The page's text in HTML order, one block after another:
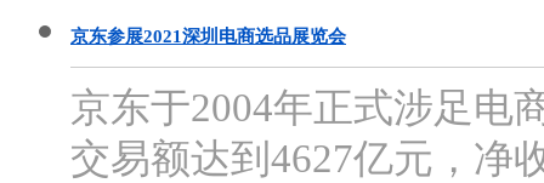
京东参展2021深圳电商选品展览会
京东于2004年正式涉足电
交易额达到4627亿元，净